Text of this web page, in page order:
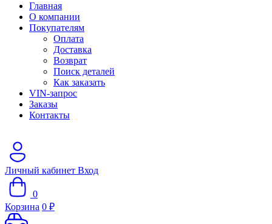
Главная
О компании
Покупателям
Оплата
Доставка
Возврат
Поиск деталей
Как заказать
VIN-запрос
Заказы
Контакты
Личный кабинет Вход
0
Корзина 0 ₽